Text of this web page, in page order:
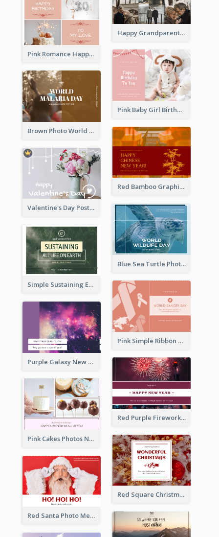
Happy Grandparents Day Photo Postcard
Pink Romance Happy Birthday Postcard
Pink Baby Girl Birthday Postcard
Brown Photo World Malaria Day Postcard
Red Bamboo Graphic Lunar New Year Postcard
Valentine's Day Postcard With Simple Decoration
Blue Sea Turtle Photo World Wildlife Day Post Card
Simple Sustaining Environment Postcard Design
Pink Simple Ribbon World Cancer Day Postcard
Purple Galaxy New Year Fireworks Postcard
Red Purple Fireworks Background New Year Postcard
Pink Cakes Photos New Year Postcard
Red Square Christmas Celebration Postcard
Red Santa Photo Merry Christmas Post Card